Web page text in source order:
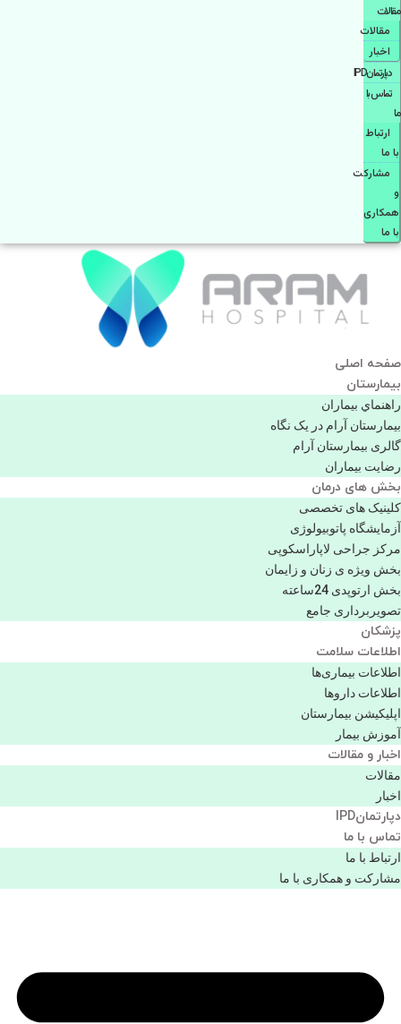
مقالات
مقالات
اخبار
دپارتمانIPD
تماس با
ما
ارتباط
با ما
مشاركت
و
همكاری
با ما
صفحه اصلی
بيمارستان
راهنماي بیماران
بیمارستان آرام در یک نگاه
گالری بیمارستان آرام
رضایت بیماران
بخش های درمان
کلینیک های تخصصی
آزمایشگاه پاتوبیولوژی
مرکز جراحی لاپاراسکوپی
بخش ویژه ی زنان و زایمان
بخش ارتوپدی 24ساعته
تصویربرداری جامع
پزشكان
اطلاعات سلامت
اطلاعات بیماری‌ها
اطلاعات دارو‌ها
اپليكيشن بيمارستان
آموزش بیمار
اخبار و مقالات
مقالات
اخبار
دپارتمانIPD
تماس با ما
ارتباط با ما
مشاركت و همكاری با ما